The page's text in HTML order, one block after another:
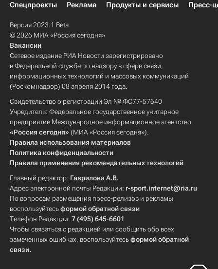
Спецпроекты
Реклама Продукты и сервисы Пресс-
Версия 2023.1 Beta
© 2026 МИА «Россия сегодня»
Вакансии
Сетевое издание РИА Новости зарегистрировано
в Федеральной службе по надзору в сфере связи,
информационных технологий и массовых коммуникаций
(Роскомнадзор) 08 апреля 2014 года.
Свидетельство о регистрации Эл № ФС77-57640
Учредитель: Федеральное государственное унитарное
предприятие Международное информационное агентство
«Россия сегодня» (МИА «Россия сегодня»).
Правила использования материалов
Политика конфиденциальности
Правила применения рекомендательных технологий
Главный редактор: Гаврилова А.В.
Адрес электронной почты Редакции: r-sport.internet@ria.ru
По вопросам размещения пресс-релизов и рекламы
воспользуйтесьформой обратной связи
Телефон Редакции: 7 (495) 645-6601
Чтобы связаться с редакцией или сообщить обо всех
замеченных ошибках, воспользуйтесьформой обратной
связи.